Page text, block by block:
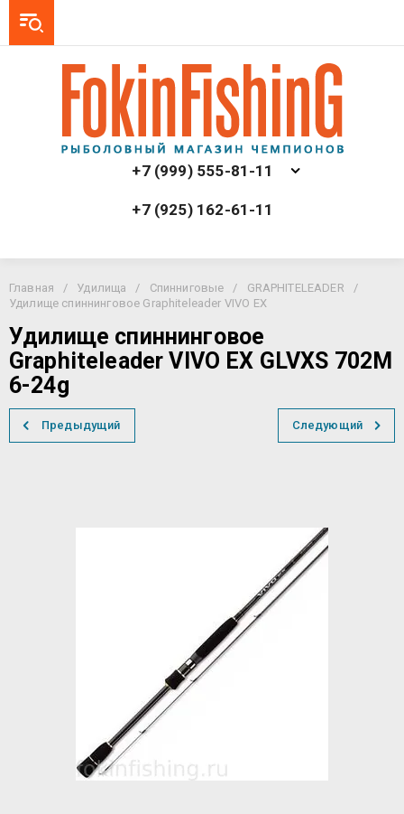
+7 (999) 555-81-11
+7 (925) 162-61-11
Главная / Удилища / Спинниговые / GRAPHITELEADER
/
Удилище спиннинговое Graphiteleader VIVO EX
Удилище спиннинговое
Graphiteleader VIVO EX GLVXS 702M
6-24g
Предыдущий Следующий